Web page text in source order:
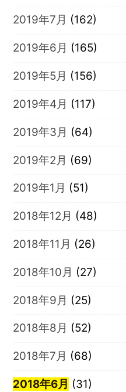
2019年7月 (162)
2019年6月 (165)
2019年5月 (156)
2019年4月 (117)
2019年3月 (64)
2019年2月 (69)
2019年1月 (51)
2018年12月 (48)
2018年11月 (26)
2018年10月 (27)
2018年9月 (25)
2018年8月 (52)
2018年7月 (68)
2018年6月 (31)